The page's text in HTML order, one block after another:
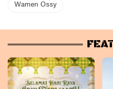
Wamen Ossy